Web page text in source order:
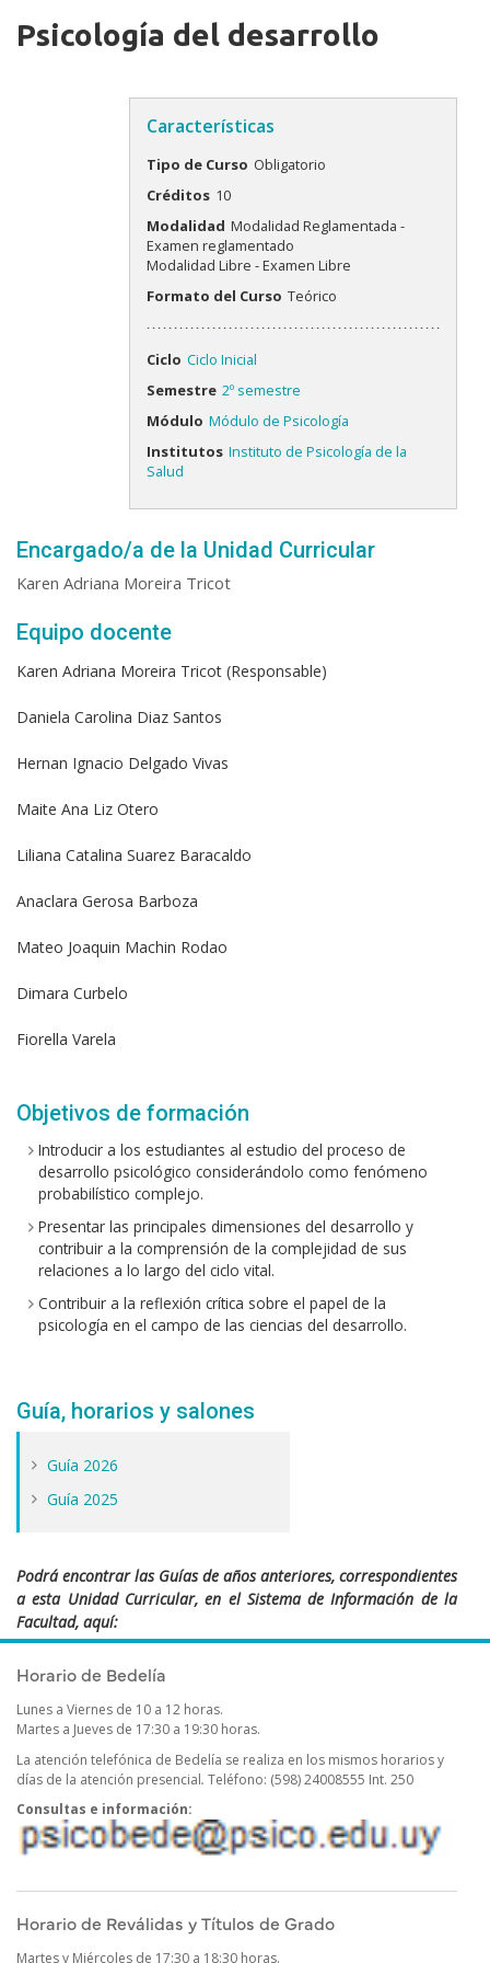
Horario de Bedelía
Lunes a Viernes de 10 a 12 horas.
Martes a Jueves de 17:30 a 19:30 horas.
La atención telefónica de Bedelía se realiza en los mismos horarios y
días de la atención presencial. Teléfono: (598) 24008555 Int. 250
Consultas e información:
Horario de Reválidas y Títulos de Grado
Martes y Miércoles de 17:30 a 18:30 horas.
Psicología del desarrollo
Características
Tipo de Curso Obligatorio
Créditos 10
Modalidad Modalidad Reglamentada -
Examen reglamentado
Modalidad Libre - Examen Libre
Modalidades
Formato del Curso Teórico
Ciclo Ciclo Inicial
Semestre 2º semestre
Módulo Módulo de Psicología
Institutos Instituto de Psicología de la
Salud
Encargado/a de la Unidad Curricular
Karen Adriana Moreira Tricot
Equipo docente
Karen Adriana Moreira Tricot (Responsable)
Daniela Carolina Diaz Santos
Hernan Ignacio Delgado Vivas
Maite Ana Liz Otero
Liliana Catalina Suarez Baracaldo
Anaclara Gerosa Barboza
Mateo Joaquin Machin Rodao
Dimara Curbelo
Fiorella Varela
Objetivos de formación
Introducir a los estudiantes al estudio del proceso de
desarrollo psicológico considerándolo como fenómeno
probabilístico complejo.
Presentar las principales dimensiones del desarrollo y
contribuir a la comprensión de la complejidad de sus
relaciones a lo largo del ciclo vital.
Contribuir a la reflexión crítica sobre el papel de la
psicología en el campo de las ciencias del desarrollo.
Guía, horarios y salones
Guía 2026
Guía 2025
Podrá encontrar las Guías de años anteriores, correspondientes
a esta Unidad Curricular, en el Sistema de Información de la
Facultad, aquí: